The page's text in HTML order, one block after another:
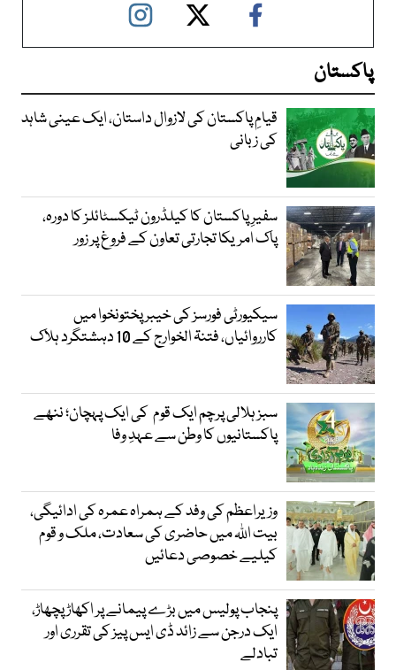
پاکستان
قیامِ پاکستان کی لازوال داستان، ایک عینی شاہد
کی زبانی
سفیرِ پاکستان کا کیلڈرون ٹیکسٹائلز کا دورہ،
پاک امریکا تجارتی تعاون کے فروغ پر زور
سیکیورٹی فورسز کی خیبر پختونخوا میں
کارروائیاں، فتنۃ الخوارج کے 10 دہشتگرد ہلاک
سبز ہلالی پرچم ایک قوم کی ایک پہچان؛ ننھے
پاکستانیوں کا وطن سے عہدِ وفا
وزیراعظم کی وفد کے ہمراہ عمرہ کی ادائیگی،
بیت اللہ میں حاضری کی سعادت، ملک و قوم
کیلیے خصوصی دعائیں
پنجاب پولیس میں بڑے پیمانے پر اکھاڑ پچھاڑ،
ایک درجن سے زائد ڈی ایس پیز کی تقرری اور
تبادلے